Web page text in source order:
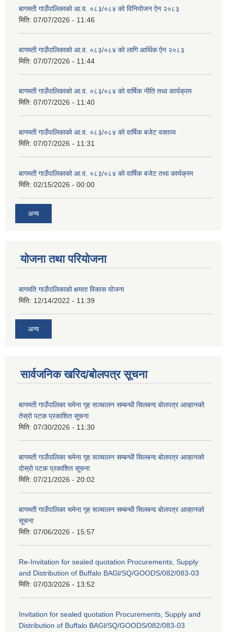
बागमती गाउँपालिकाको आ.व. ०८३/०८४ को विनियोजन ऐन २०८३
मिति: 07/07/2026 - 11:46
बागमती गाउँपालिकाको आ.व. ०८३/०८४ को लागि आर्थिक ऐन २०८३
मिति: 07/07/2026 - 11:44
बागमती गाउँपालिकाको आ.व. ०८३/०८४ को वार्षिक नीति तथा कार्यक्रम
मिति: 07/07/2026 - 11:40
बागमती गाउँपालिकाको आ.व. ०८३/०८४ को वार्षिक बजेट वक्तव्य
मिति: 07/07/2026 - 11:31
बागमती गाउँपालिकाको आ.व. ०८३/०८४ को वार्षिक बजेट तथा कार्यक्रम
मिति: 02/15/2026 - 00:00
अन्य
योजना तथा परियोजना
बागमति गाउँपालिकाको क्षमता विकास योजना
मिति: 12/14/2022 - 11:39
अन्य
सार्वजनिक खरिद/बोलपत्र सूचना
बागमती गाउँपालिका चमेना गृह सञ्चालन सम्बन्धी सिलबन्द बोलपत्र आव्हानको
तेस्रो पटक प्रकाशित सूचना
मिति: 07/30/2026 - 11:30
बागमती गाउँपालिका चमेना गृह सञ्चालन सम्बन्धी सिलबन्द बोलपत्र आव्हानको
दोस्रो पटक प्रकाशित सूचना
मिति: 07/21/2026 - 20:02
बागमती गाउँपालिका चमेना गृह सञ्चालन सम्बन्धी सिलबन्द बोलपत्र आव्हानको
सूचना
मिति: 07/06/2026 - 15:57
Re-Invitation for sealed quotation Procurements, Supply
and Distribution of Buffalo BAGl/SQ/GOODS/082/083-03
मिति: 07/03/2026 - 13:52
Invitation for sealed quotation Procurements, Supply and
Distribution of Buffalo BAGl/SQ/GOODS/082/083-03